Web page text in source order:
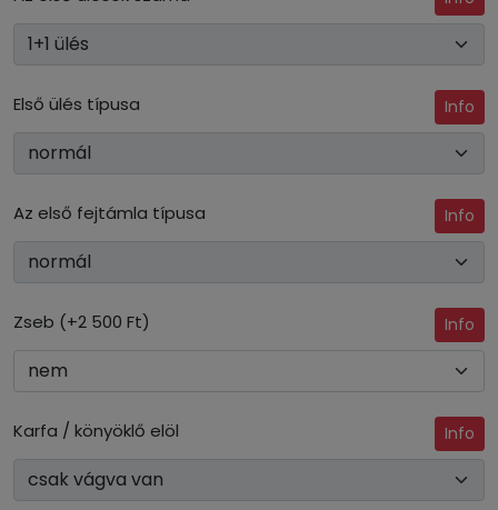
Első ülés típusa Info
Az első fejtámla típusa Info
Zseb (+2 500 Ft) Info
Karfa / könyöklő elöl Info